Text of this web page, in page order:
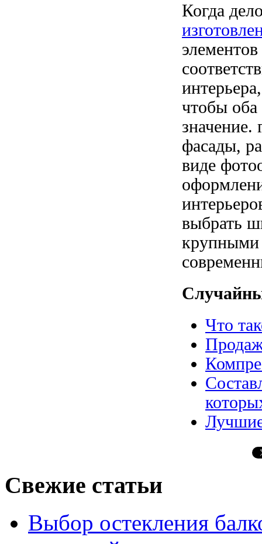
Когда
чтобы оба
значение.
фасады,
виде
выбрать
крупными
Что
Свежие статьи
Выбор остекления